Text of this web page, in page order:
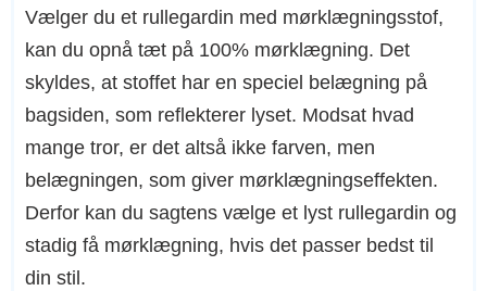
Vælger du et rullegardin med mørklægningsstof,
kan du opnå tæt på 100% mørklægning. Det
skyldes, at stoffet har en speciel belægning på
bagsiden, som reflekterer lyset. Modsat hvad
mange tror, er det altså ikke farven, men
belægningen, som giver mørklægningseffekten.
Derfor kan du sagtens vælge et lyst rullegardin og
stadig få mørklægning, hvis det passer bedst til
din stil.